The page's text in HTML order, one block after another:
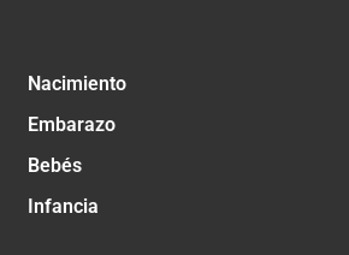
Nacimiento
Embarazo
Bebés
Infancia